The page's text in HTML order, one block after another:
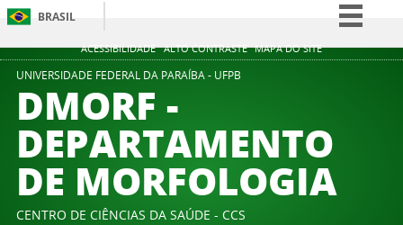
ACESSIBILIDADE ALTO CONTRASTE MAPA DO SITE
BRASIL
Simplifique!
Acesso à informação
Legislação
Canais
UNIVERSIDADE FEDERAL DA PARAÍBA - UFPB
DMORF -
DEPARTAMENTO
DE MORFOLOGIA
CENTRO DE CIÊNCIAS DA SAÚDE - CCS